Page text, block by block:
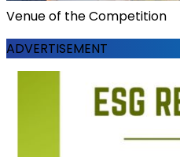
Venue of the Competition
ADVERTISEMENT